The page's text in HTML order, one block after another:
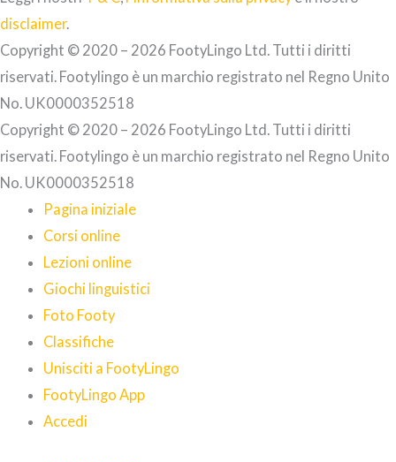
disclaimer.
Copyright © 2020 – 2026 FootyLingo Ltd. Tutti i diritti
riservati. Footylingo è un marchio registrato nel Regno Unito
No. UK0000352518
Copyright © 2020 – 2026 FootyLingo Ltd. Tutti i diritti
riservati. Footylingo è un marchio registrato nel Regno Unito
No. UK0000352518
Pagina iniziale
Corsi online
Lezioni online
Giochi linguistici
Foto Footy
Classifiche
Unisciti a FootyLingo
FootyLingo App
Accedi